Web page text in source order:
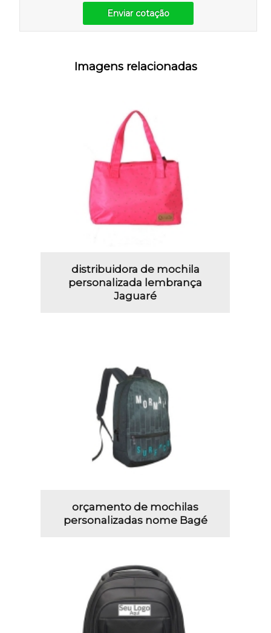
Enviar cotação
Imagens relacionadas
distribuidora de mochila
personalizada lembrança
Jaguaré
orçamento de mochilas
personalizadas nome Bagé